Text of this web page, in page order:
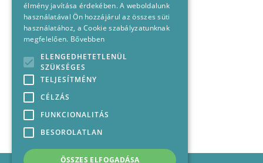
élmény javítása érdekében. A weboldalunk
használatával Ön hozzájárul az összes süti
használatához, a Cookie szabályzatunknak
megfelelően. Bővebben
ELENGEDHETETLENÜL
SZÜKSÉGES
TELJESÍTMÉNY
CÉLZÁS
FUNKCIONALITÁS
BESOROLATLAN
ÖSSZES ELFOGADÁSA